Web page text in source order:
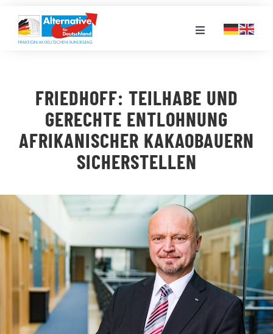
Inhalt
springen
Toggle
LANDESGRUPPEN
VERANSTALTUNGEN
STELLENPORTAL
MEDIATHEK
FRIEDHOFF: TEILHABE UND
GERECHTE ENTLOHNUNG
AFRIKANISCHER KAKAOBAUERN
SICHERSTELLEN